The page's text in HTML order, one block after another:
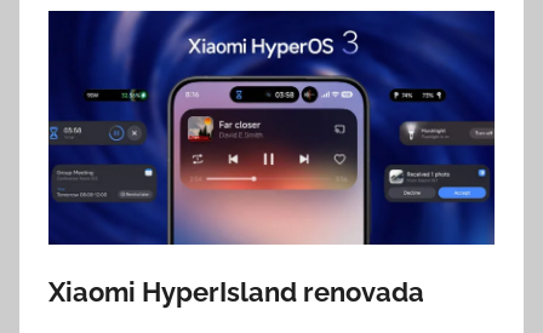
Xiaomi HyperIsland renovada